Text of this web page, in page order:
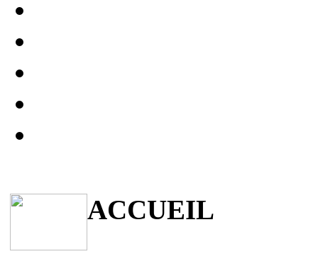
ACCUEIL